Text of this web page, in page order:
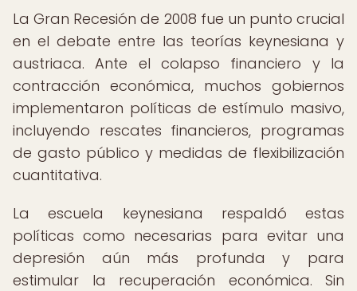
La Gran Recesión de 2008 fue un punto crucial
en el debate entre las teorías keynesiana y
austriaca. Ante el colapso financiero y la
contracción económica, muchos gobiernos
implementaron políticas de estímulo masivo,
incluyendo rescates financieros, programas
de gasto público y medidas de flexibilización
cuantitativa.
La escuela keynesiana respaldó estas
políticas como necesarias para evitar una
depresión aún más profunda y para
estimular la recuperación económica. Sin